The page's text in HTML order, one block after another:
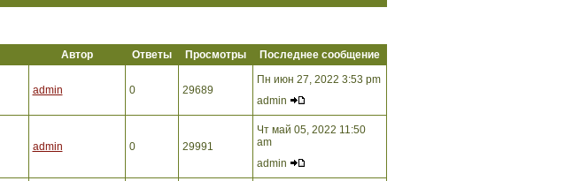
Автор Ответы Просмотры
Последнее сообщение
admin 0 29689
Пн июн 27, 2022 3:53 pm
admin
admin 0 29991
Чт май 05, 2022 11:50
am
admin